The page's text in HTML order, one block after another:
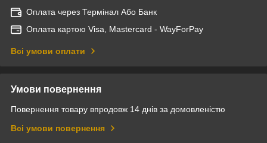
Оплата через Термінал Або Банк
Оплата картою Visa, Mastercard - WayForPay
Всі умови оплати
Умови повернення
Повернення товару впродовж 14 днів за домовленістю
Всі умови повернення